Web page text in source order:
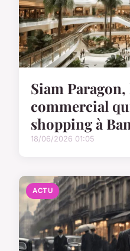
Siam
commercial
shopping à
18/06/2026 01:05
ACTU